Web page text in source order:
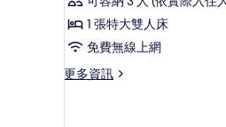
所
有
相
(High
Floor)
詳
情
特
大
雙
1 張特大雙人床
免費無線上網
更多資訊
更